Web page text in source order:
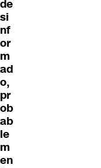
de
si
nf
or
m
ad
o,
pr
ob
ab
le
m
en